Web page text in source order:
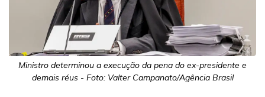
Ministro determinou a execução da pena do ex-presidente e
demais réus - Foto: Valter Campanato/Agência Brasil